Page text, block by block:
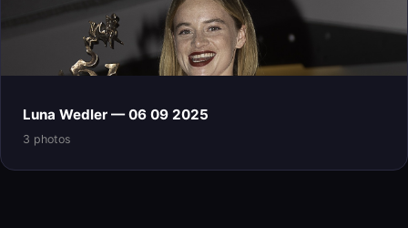
Luna Wedler — 06 09 2025
3 photos